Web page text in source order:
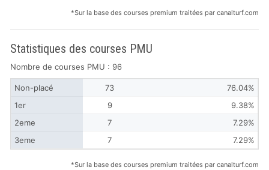
*Sur la base des courses premium traitées par canalturf.com
Statistiques des courses PMU
Nombre de courses PMU : 96
Non-placé 73
76.04%
1er
9
9.38%
2eme
7
7.29%
3eme
7 7.29%
*Sur la base des courses premium traitées par canalturf.com